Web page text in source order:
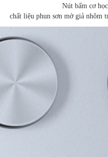
Nút bấm cơ
chất liệu phun sơn mờ giả nhôm